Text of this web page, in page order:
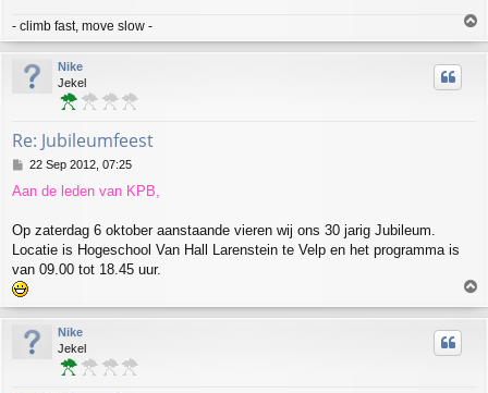
- climb fast, move slow -
o
p
Nike
Jekel
Re: Jubileumfeest
P
s
22 Sep 2012, 07:25
Aan de leden van KPB,
Op zaterdag 6 oktober aanstaande vieren wij ons 30 jarig Jubileum.
Locatie is Hogeschool Van Hall Larenstein te Velp en het programma is
van 09.00 tot 18.45 uur.
o
p
Nike
Jekel